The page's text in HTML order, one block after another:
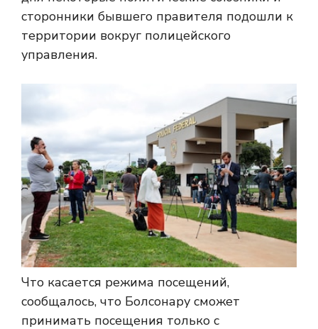
сторонники бывшего правителя подошли к
территории вокруг полицейского
управления.
Что касается режима посещений,
сообщалось, что Болсонару сможет
принимать посещения только с